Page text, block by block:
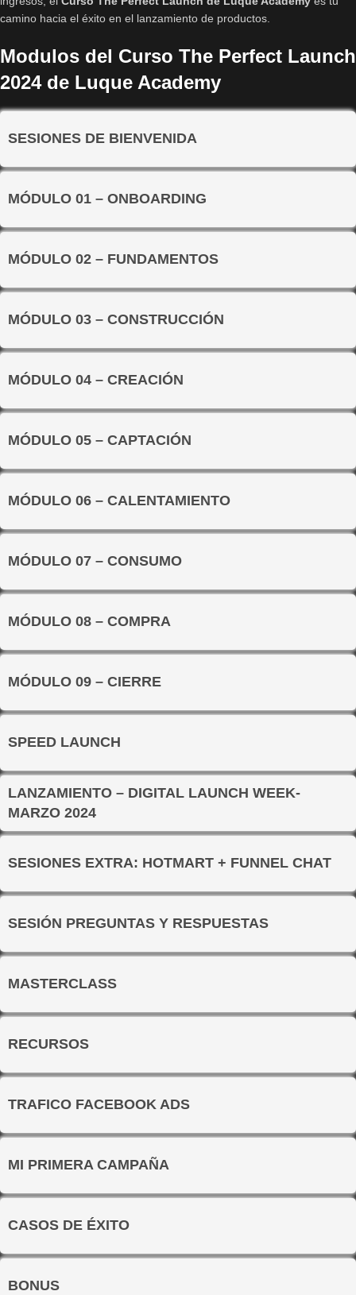
camino hacia el éxito en el lanzamiento de productos.
Modulos del Curso The Perfect Launch
2024 de Luque Academy
SESIONES DE BIENVENIDA
MÓDULO 01 – ONBOARDING
MÓDULO 02 – FUNDAMENTOS
MÓDULO 03 – CONSTRUCCIÓN
MÓDULO 04 – CREACIÓN
MÓDULO 05 – CAPTACIÓN
MÓDULO 06 – CALENTAMIENTO
MÓDULO 07 – CONSUMO
MÓDULO 08 – COMPRA
MÓDULO 09 – CIERRE
SPEED LAUNCH
LANZAMIENTO – DIGITAL LAUNCH WEEK-
MARZO 2024
SESIONES EXTRA: HOTMART + FUNNEL CHAT
SESIÓN PREGUNTAS Y RESPUESTAS
MASTERCLASS
RECURSOS
TRAFICO FACEBOOK ADS
MI PRIMERA CAMPAÑA
CASOS DE ÉXITO
BONUS